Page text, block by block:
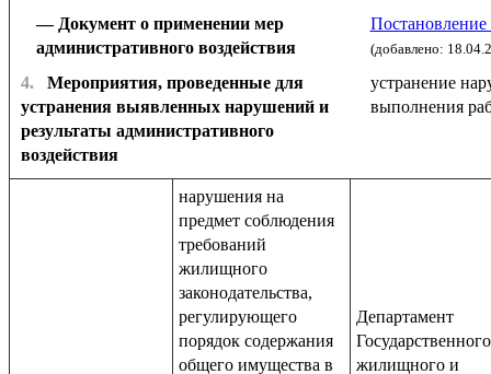
Документ о применении мер
административного воздействия
(добавлено:
4.
Мероприятия, проведенные для
устранения выявленных нарушений и
результаты административного
воздействия
устранение
выполнения
нарушения на
предмет соблюдения
требований
жилищного
законодательства,
регулирующего
порядок содержания
общего имущества в
Департамент
Государственного
жилищного и